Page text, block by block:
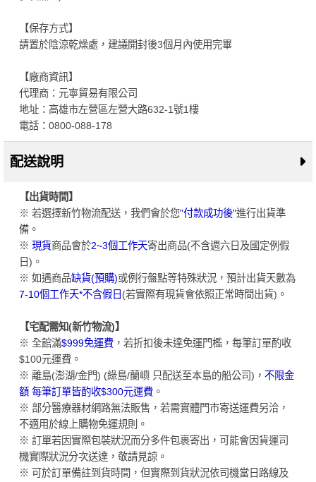
【保存方式】
請置於陰涼乾燥處，建議開封後3個月內使用完畢
【廠商資訊】
代理商：元寧貿易有限公司
地址：高雄市左營區左營大路632-1號1樓
電話：0800-088-178
配送說明
【出貨時間】
※ 若選擇新竹物流配送，我們會於您"付款成功後"進行出貨準
備。
※ 現貨商品會於2~3個工作天寄出商品(不含週六日及國定例假
日)。
※ 如遇商品缺貨(預購)或例行盤點等特殊狀況，預計出貨天數為
7-10個工作天*不含假日 (若實際有現貨會依照正常時間出貨)。
【宅配需知(新竹物流)】
※ 全館滿$999免運費，若折扣後未達免運門檻，每筆訂單酌收
$100元運費。
※ 離島(澎湖/金門) (綠島/蘭嶼 只配送至本島的船公司)， 不限金
額 每筆訂單皆酌收$300元運費。
※ 部分醫療器材網路無法販售，若需實體門市寄送運費另洽，
不適用於線上購物免運規則。
※ 訂單若因實際包裝狀況而分多件包裹寄出，可能會因貨運司
機實際狀況分次送達，敬請見諒。
※ 可於訂單備註到貨時間，但實際到貨狀況依司機當日路線及